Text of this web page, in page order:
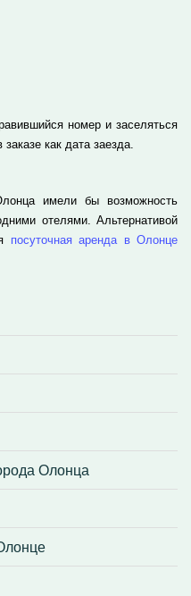
Олонца
номер и заселяться
как дата заезда.
имели бы возможность
отелями. Альтернативой
посуточная аренда в Олонце